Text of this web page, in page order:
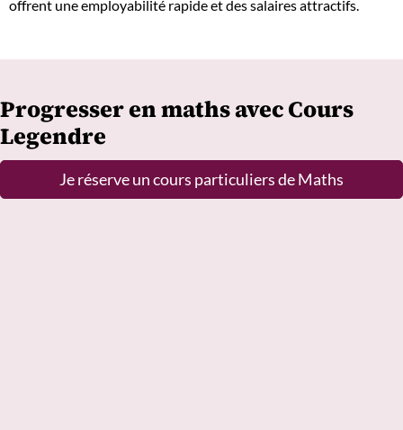
offrent une employabilité rapide et des salaires attractifs.
Progresser en maths avec Cours
Legendre
Je réserve un cours particuliers de Maths